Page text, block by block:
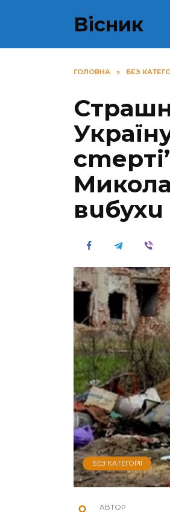
Вісник
ГОЛОВНА » БЕЗ
БЕЗ КАТЕГОРІЇ
АВТОР